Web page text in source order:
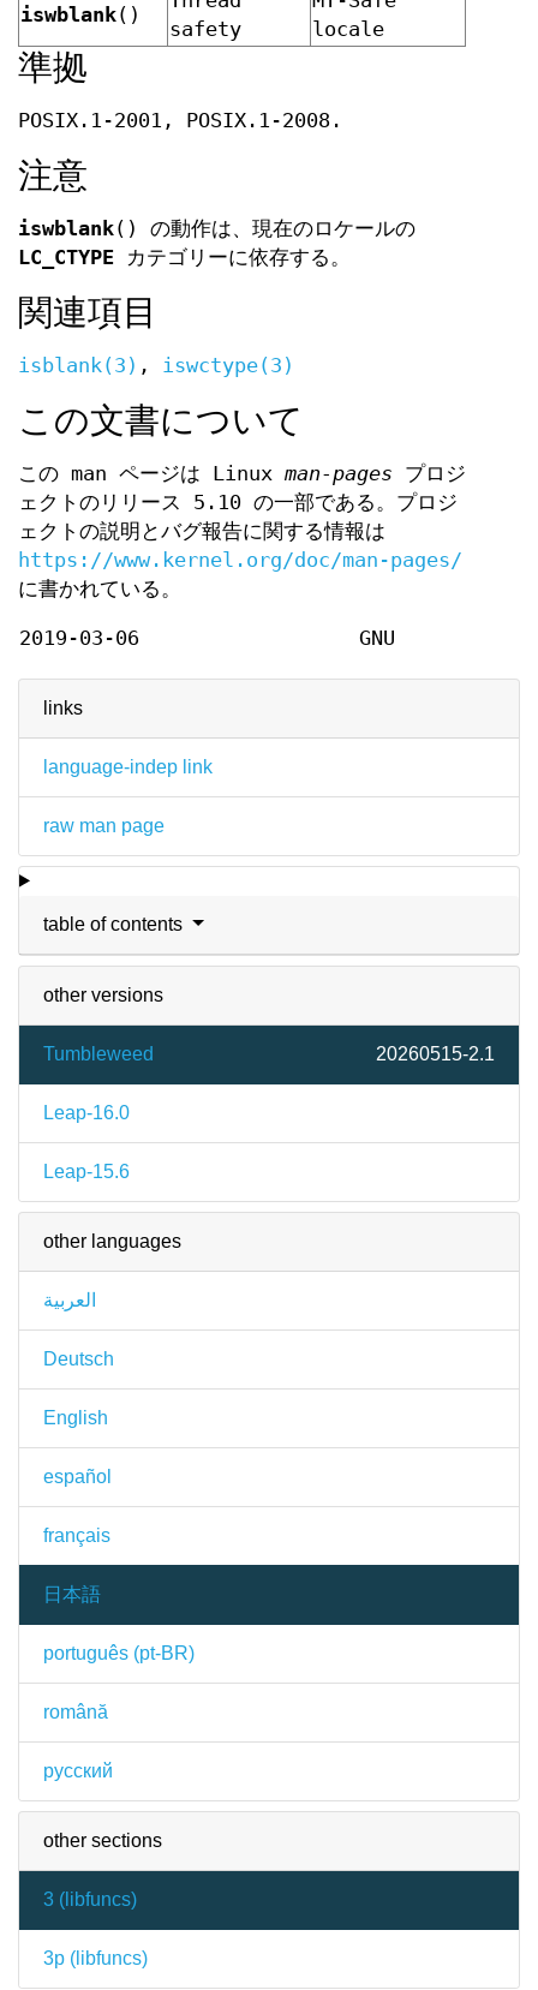
links
language-indep link
raw man page
table of contents
other versions
Tumbleweed 20260515-2.1
Leap-16.0
Leap-15.6
other languages
العربية
Deutsch
English
español
français
日本語
português (pt-BR)
română
русский
other sections
3 ( libfuncs)
3p ( libfuncs)
iswblank()
safety
locale
準拠
POSIX.1-2001, POSIX.1-2008.
注意
iswblank() の動作は、現在のロケールの
LC_CTYPE カテゴリーに依存する。
関連項目
isblank(3) , iswctype(3)
この文書について
この man ページは Linux man-pages プロジ
ェクトのリリース 5.10 の一部である。プロジ
ェクトの説明とバグ報告に関する情報は
https://www.kernel.org/doc/man-pages/
に書かれている。
2019-03-06 GNU